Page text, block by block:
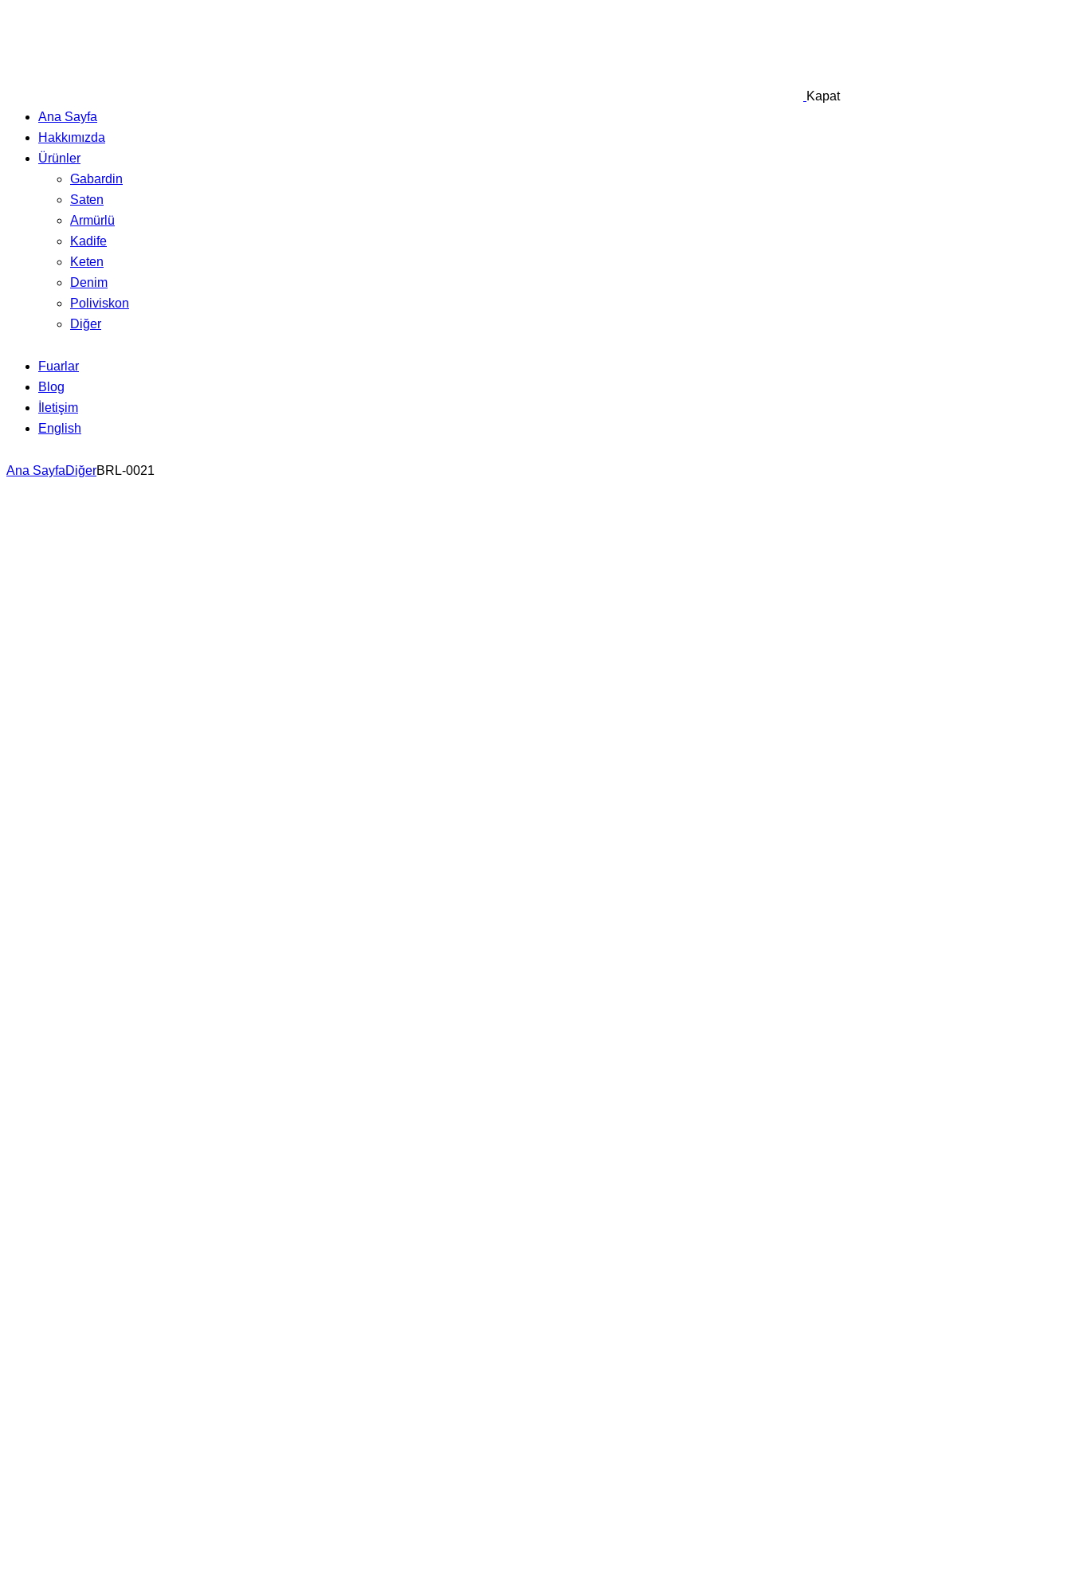
Kapat
Ana Sayfa
Hakkımızda
Ürünler
Gabardin
Saten
Armürlü
Kadife
Keten
Denim
Poliviskon
Diğer
Fuarlar
Blog
İletişim
English
Ana SayfaDiğerBRL-0021